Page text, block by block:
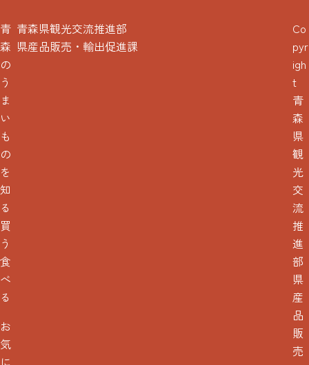
青
森
の
う
ま
い
も
の
を
知
る
買
う
食
べ
る
お
気
に
青森県観光交流推進部
県産品販売・輸出促進課
Co
pyr
igh
t
青
森
県
観
光
交
流
推
進
部
県
産
品
販
売